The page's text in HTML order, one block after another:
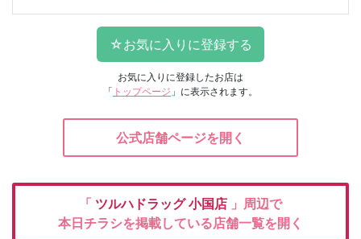
お気に入りに登録したお店は
「 トップページ 」に表示されます。
公式店舗ページを開く
「 ツルハドラッグ小国店 」周辺で
本日チラシを掲載している店舗一覧を開く